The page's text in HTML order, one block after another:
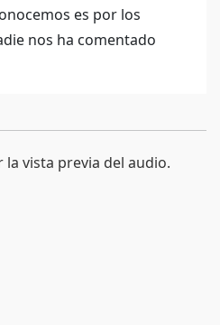
es por los
nos ha comentado